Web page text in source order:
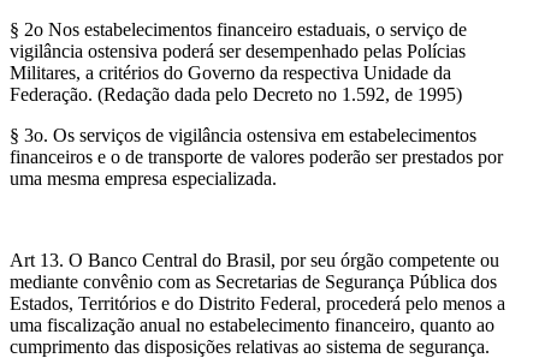
§ 2o Nos estabelecimentos financeiro estaduais, o serviço de
vigilância ostensiva poderá ser desempenhado pelas Polícias
Militares, a critérios do Governo da respectiva Unidade da
Federação. (Redação dada pelo Decreto no 1.592, de 1995)
§ 3o. Os serviços de vigilância ostensiva em estabelecimentos
financeiros e o de transporte de valores poderão ser prestados por
uma mesma empresa especializada.
Art 13. O Banco Central do Brasil, por seu órgão competente ou
mediante convênio com as Secretarias de Segurança Pública dos
Estados, Territórios e do Distrito Federal, procederá pelo menos a
uma fiscalização anual no estabelecimento financeiro, quanto ao
cumprimento das disposições relativas ao sistema de segurança.